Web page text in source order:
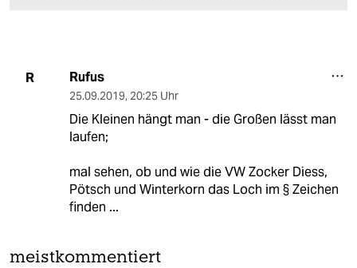
R Rufus
25.09.2019, 20:25 Uhr
Die Kleinen hängt man - die Großen lässt man
laufen;
mal sehen, ob und wie die VW Zocker Diess,
Pötsch und Winterkorn das Loch im § Zeichen
finden ...
meistkommentiert